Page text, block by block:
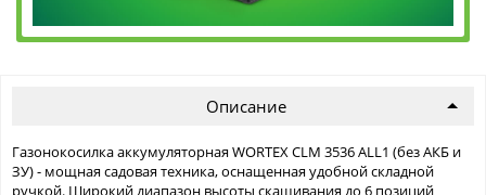
Описание
Газонокосилка аккумуляторная WORTEX CLM 3536 ALL1 (без АКБ и
ЗУ) - мощная садовая техника, оснащенная удобной складной
ручкой. Широкий диапазон высоты скашивания до 6 позиций